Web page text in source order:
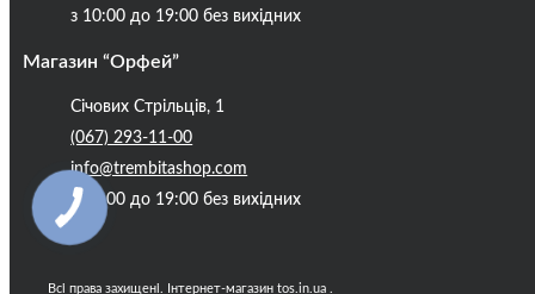
Блог
з 10:00 до 19:00 без вихідних
Магазин “Орфей”
Січових Стрільців, 1
(067) 293-11-00
info@trembitashop.com
з 10:00 до 19:00 без вихідних
Всі права захищені. Інтернет-магазин tos.in.ua .